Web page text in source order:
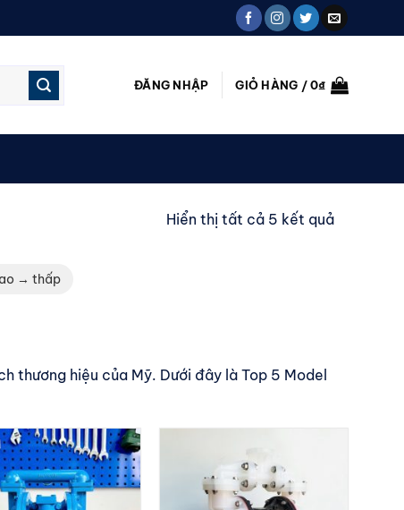
ĐĂNG NHẬP GIỎ HÀNG /0₫
Hiển thị tất cả 5 kết quảĐã
→ thấp
thương hiệu của Mỹ. Dưới đây là Top 5 Model